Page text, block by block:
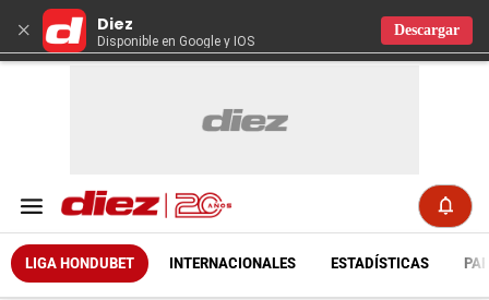
× Diez
Disponible en Google y IOS
Descargar
LIGA HONDUBET INTERNACIONALES ESTADÍSTICAS